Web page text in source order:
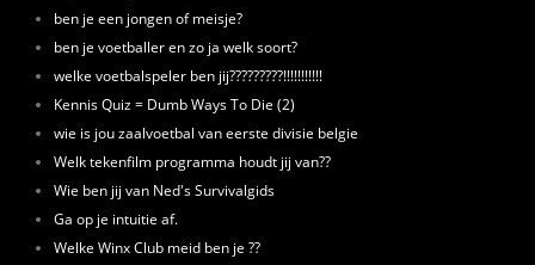
ben je een jongen of meisje?
ben je voetballer en zo ja welk soort?
welke voetbalspeler ben jij?????????!!!!!!!!!!!
Kennis Quiz = Dumb Ways To Die (2)
wie is jou zaalvoetbal van eerste divisie belgie
Welk tekenfilm programma houdt jij van??
Wie ben jij van Ned's Survivalgids
Ga op je intuitie af.
Welke Winx Club meid ben je ??